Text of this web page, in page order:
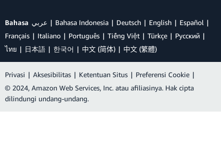
Bahasa عربي Bahasa Indonesia Deutsch English
Español
Français
Italiano Português Tiếng Việt Türkçe
Ρусский
ไทย
日本語 한국어 中文 (简体) 中文 (繁體)
Privasi | Aksesibilitas | Ketentuan Situs | Preferensi Cookie |
© 2024, Amazon Web Services, Inc. atau afiliasinya. Hak cipta
dilindungi undang-undang.